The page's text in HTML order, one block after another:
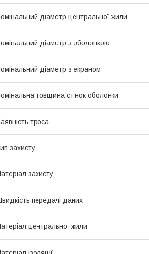
діаметр центральної жили
діаметр з оболонкою
діаметр з екраном
товщина стінок оболонки
троса
захисту
захисту
передачі даних
центральної жили
ізоляції